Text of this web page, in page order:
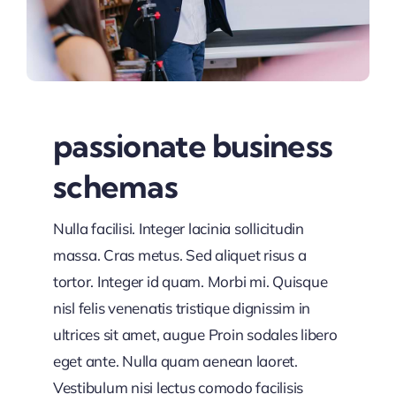
passionate business
schemas
Nulla facilisi. Integer lacinia sollicitudin
massa. Cras metus. Sed aliquet risus a
tortor. Integer id quam. Morbi mi. Quisque
nisl felis venenatis tristique dignissim in
ultrices sit amet, augue Proin sodales libero
eget ante. Nulla quam aenean laoret.
Vestibulum nisi lectus comodo facilisis